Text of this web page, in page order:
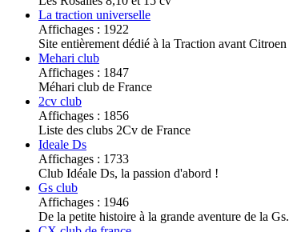
La traction universelle
Affichages : 1922
Site entièrement dédié à la Traction avant Citroen
Mehari club
Affichages : 1847
Méhari club de France
2cv club
Affichages : 1856
Liste des clubs 2Cv de France
Ideale Ds
Affichages : 1733
Club Idéale Ds, la passion d'abord !
Gs club
Affichages : 1946
De la petite histoire à la grande aventure de la Gs.